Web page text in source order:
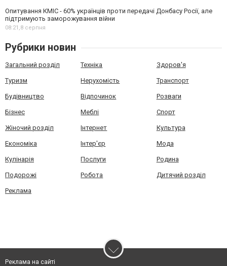
Опитування КМІС - 60% українців проти передачі Донбасу Росії, але
підтримують заморожування війни
08:21,8 серпня
Рубрики новин
Загальний розділ Техніка Здоров'я
Туризм Нерухомість Транспорт
Будівництво Відпочинок Розваги
Бізнес Меблі Спорт
Жіночий розділ Інтернет Культура
Економіка Інтер'єр Мода
Кулінарія Послуги Родина
Подорожі Робота Дитячий розділ
Реклама
Реклама на сайті